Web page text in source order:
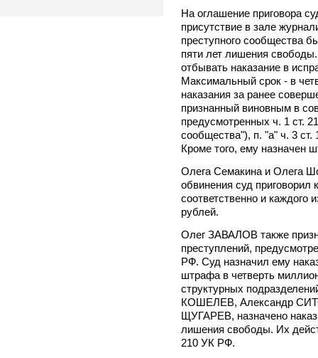
На оглашение приговора
присутствие в зале
преступного сообщества
пяти лет лишения
отбывать наказание в
Максимальный срок - в
наказания за ранее
признанный виновным в
предусмотренных ч. 1 ст.
сообщества"), п. "а" ч. 3
Кроме того, ему назначен
Олега Семакина и Олега
обвинения суд
соответственно и
рублей.
Олег ЗАВАЛОВ также
преступлений,
РФ. Суд назначил ему
штрафа в четверть
структурных
КОШЕЛЕВ, Александр
ЩУГАРЕВ, назначено
лишения свободы. Их
210 УК РФ.